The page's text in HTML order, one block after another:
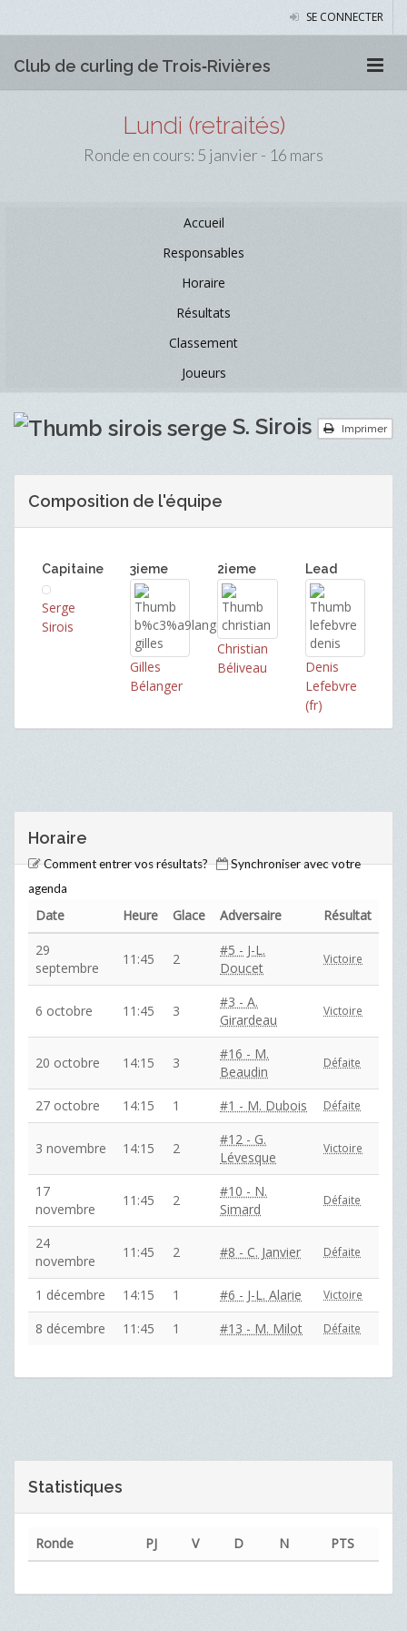
SE CONNECTER
Club de curling de Trois‑Rivières
Lundi (retraités)
Ronde en cours: 5 janvier - 16 mars
Accueil
Responsables
Horaire
Résultats
Classement
Joueurs
S. Sirois Imprimer
Composition de l'équipe
Capitaine
Serge
Sirois
3ieme
Gilles
Bélanger
2ieme
Christian
Béliveau
Lead
Denis
Lefebvre
(fr)
Horaire
Comment entrer vos résultats?
Synchroniser avec votre
agenda
Date Heure Glace Adversaire
Résultat
29
septembre
11:45 2
#5 - J-L.
Doucet
Victoire
6 octobre 11:45 3
#3 - A.
Girardeau
Victoire
20 octobre 14:15 3
#16 - M.
Beaudin
Défaite
27 octobre 14:15 1 #1 - M. Dubois Défaite
3 novembre 14:15 2
#12 - G.
Lévesque
Victoire
17
novembre
11:45 2
#10 - N.
Simard
Défaite
24
novembre
11:45 2 #8 - C. Janvier Défaite
1 décembre 14:15 1 #6 - J-L. Alarie Victoire
8 décembre 11:45 1 #13 - M. Milot Défaite
Statistiques
Ronde PJ V D N PTS